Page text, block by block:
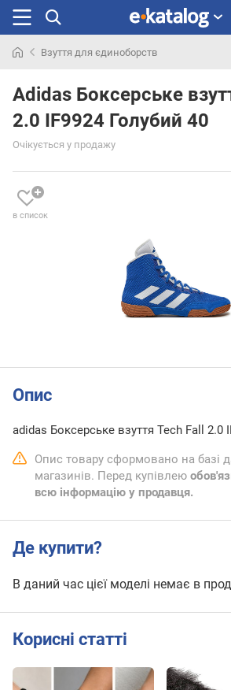
раніше
Взуття для єдиноборств
Adidas Боксерське
2.0 IF9924 Голубий 40
Очікується у продажу
в список
Опис
adidas Боксерське взуття Tech Fall 2.0
Опис товару сформовано на базі
магазинів. Перед купівлею
всю інформацію у продавця.
Де купити?
В даний час цієї моделі немає в
Корисні статті